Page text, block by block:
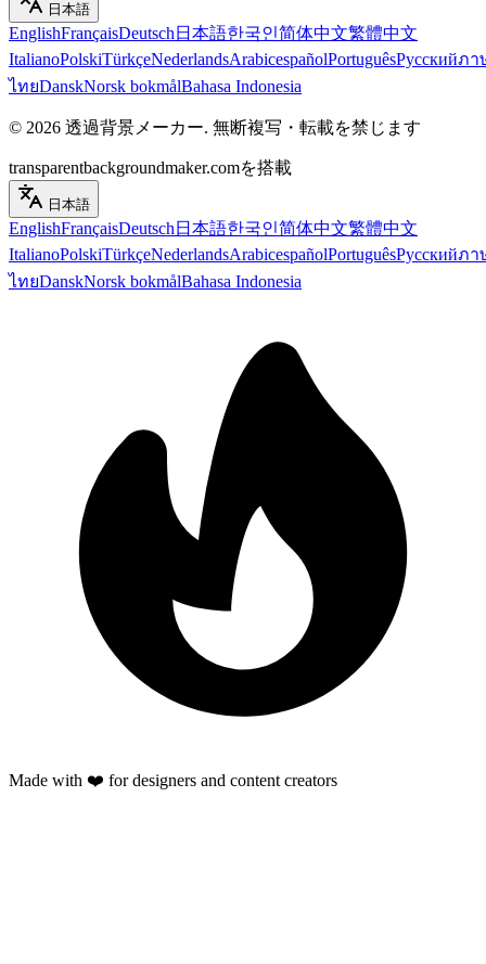
日本語
EnglishFrançaisDeutsch 日本語한국인简体中文繁體中文
ItalianoPolskiTürkçeNederlandsArabicespañolPortuguêsРусскийภา
ไทยDanskNorsk bokmålBahasa Indonesia
© 2026 透過背景メーカー. 無断複写・転載を禁じます
transparentbackgroundmaker.comを搭載
日本語
EnglishFrançaisDeutsch 日本語한국인简体中文繁體中文
ItalianoPolskiTürkçeNederlandsArabicespañolPortuguêsРусскийภา
ไทยDanskNorsk bokmålBahasa Indonesia
Made with ❤️ for designers and content creators